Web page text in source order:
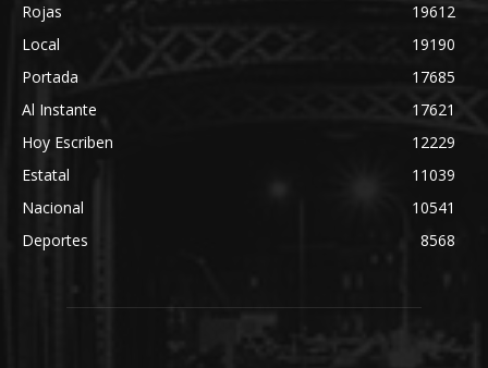
Rojas
19612
Local
19190
Portada
17685
Al Instante
17621
Hoy Escriben
12229
Estatal
11039
Nacional
10541
Deportes
8568